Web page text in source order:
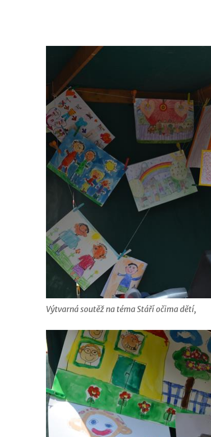
Výtvarná soutěž na téma Stáří očima dětí,